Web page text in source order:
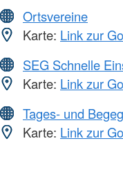
Ortsvereine
Karte: Link zur
SEG Schnelle
Karte: Link zur
Tages- und
Karte: Link zur